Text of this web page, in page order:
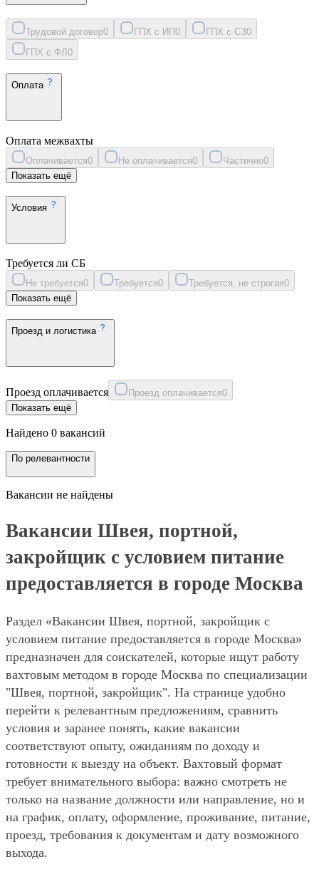
Трудовой договор0 ГПХ с ИП0 ГПХ с СЗ0
ГПХ с ФЛ 0
Оплата
Оплата межвахты
Оплачивается0 Не оплачивается0 Частично0
Показать ещё
Условия
Требуется ли СБ
Не требуется0 Требуется0 Требуется, не строгая0
Показать ещё
Проезд и логистика
Проезд оплачивается Проезд оплачивается0
Показать ещё
Найдено 0 вакансий
По релевантности
Вакансии не найдены
Вакансии Швея, портной,
закройщик с условием питание
предоставляется в городе Москва
Раздел «Вакансии Швея, портной, закройщик с
условием питание предоставляется в городе Москва»
предназначен для соискателей, которые ищут работу
вахтовым методом в городе Москва по специализации
"Швея, портной, закройщик". На странице удобно
перейти к релевантным предложениям, сравнить
условия и заранее понять, какие вакансии
соответствуют опыту, ожиданиям по доходу и
готовности к выезду на объект. Вахтовый формат
требует внимательного выбора: важно смотреть не
только на название должности или направление, но и
на график, оплату, оформление, проживание, питание,
проезд, требования к документам и дату возможного
выхода.